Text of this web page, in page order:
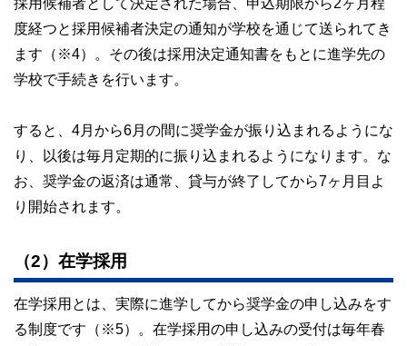
採用候補者として決定された場合、申込期限から2ヶ月程
度経つと採用候補者決定の通知が学校を通じて送られてき
ます（※4）。その後は採用決定通知書をもとに進学先の
学校で手続きを行います。
すると、4月から6月の間に奨学金が振り込まれるようにな
り、以後は毎月定期的に振り込まれるようになります。な
お、奨学金の返済は通常、貸与が終了してから7ヶ月目よ
り開始されます。
（2）在学採用
在学採用とは、実際に進学してから奨学金の申し込みをす
る制度です（※5）。在学採用の申し込みの受付は毎年春